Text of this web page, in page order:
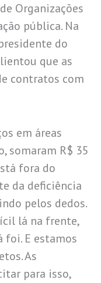
Organizações
pública. Na
do
que as
contratos com
em áreas
somaram R$ 35
fora do
da deficiência
pelos dedos.
lá na frente,
foi. E estamos
As
para isso,